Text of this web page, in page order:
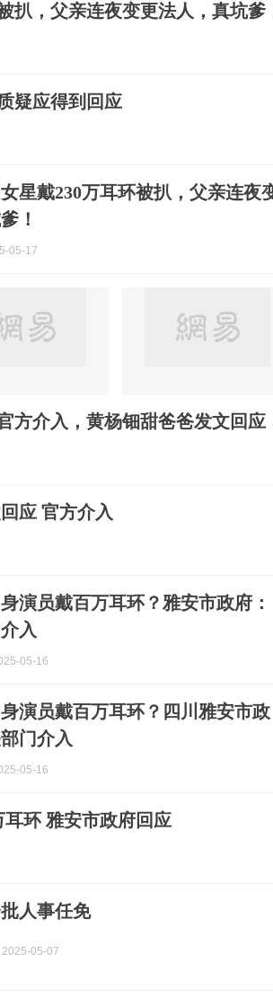
扒，父亲连夜变更法人，真坑爹
疑应得到回应
星戴230万耳环被扒，父亲连夜
！
05-17
方介入，黄杨钿甜爸爸发文回应
应 官方介入
演员戴百万耳环？雅安市政府：
入
05-16
演员戴百万耳环？四川雅安市政
门介入
05-16
环 雅安市政府回应
人事任免
2025-05-07